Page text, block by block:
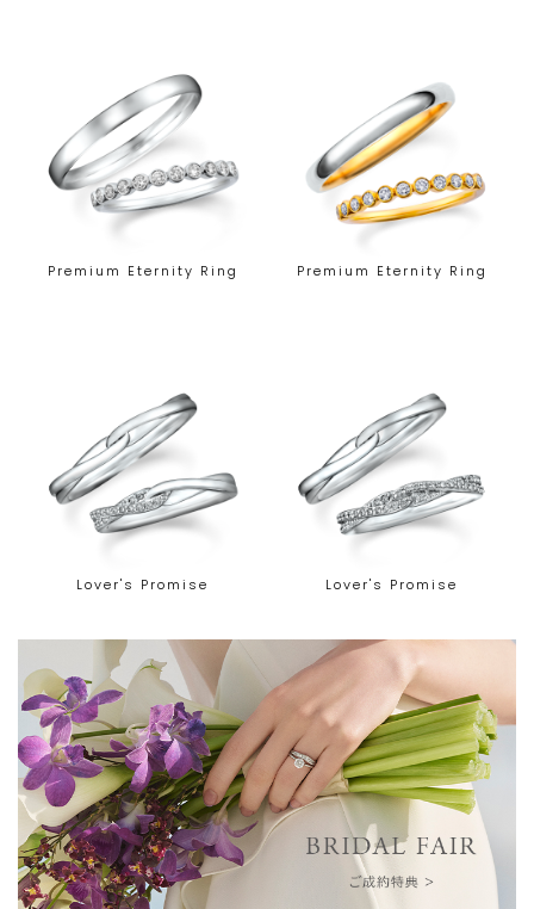
Premium Eternity Ring Premium Eternity Ring
Lover's Promise Lover's Promise